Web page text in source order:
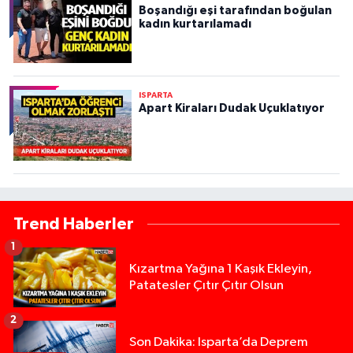
Boşandığı eşi tarafından boğulan
kadın kurtarılamadı
ISPARTA
Apart Kiraları Dudak Uçuklatıyor
Trend Haberler
Kızartma Yağına 1 Kaşık Ekleyin,
Patatesler Çıtır Çıtır Olsun
1
Son Dakika: Isparta’da Deprem
2